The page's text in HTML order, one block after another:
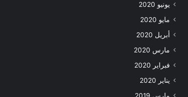
يونيو 2020
مايو 2020
أبريل 2020
مارس 2020
فبراير 2020
يناير 2020